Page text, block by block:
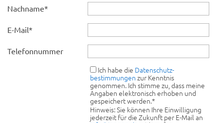
Nachname*
E-Mail*
Telefonnummer
Ich habe die Datenschutz­
bestimmungen zur Kenntnis
genommen. Ich stimme zu, dass meine
Angaben elektronisch erhoben und
gespeichert werden.*
Hinweis: Sie können Ihre Einwilligung
jederzeit für die Zukunft per E-Mail an